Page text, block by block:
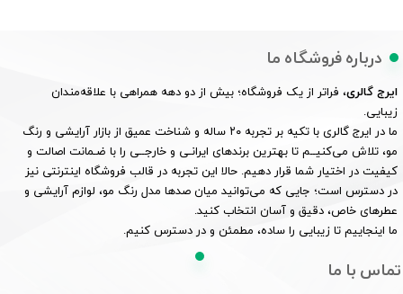
درباره فروشگاه ما
ایرج گالری، فراتر از یک فروشگاه؛ بیش از دو دهه همراهی با علاقه‌مندان
زیبایی.
ما در ایرج گالری با تکیه بر تجربه ۲۰ ساله و شناخت عمیق از بازار آرایشی و رنگ
مو، تلاش می‌کنیــم تا بهترین برندهای ایرانـی و خارجــی را با ضـمانت اصالت و
کیفیت در اختیار شما قرار دهیم. حالا این تجربه در قالب فروشگاه اینترنتی نیز
در دسترس است؛ جایی که می‌توانید میان صدها مدل رنگ مو، لوازم آرایشی و
عطرهای خاص، دقیق و آسان انتخاب کنید.
ما اینجاییم تا زیبایی را ساده، مطمئن و در دسترس کنیم.
تماس با ما